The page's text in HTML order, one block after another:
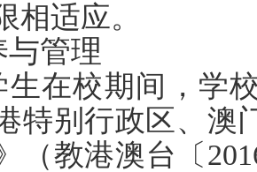
相适应。
管理
生在校期间，学
特别行政区、澳
（教港澳台〔